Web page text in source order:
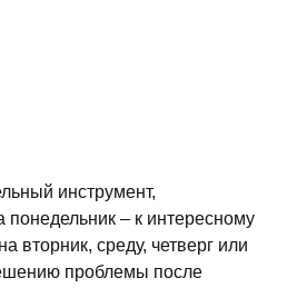
инструмент,
– к интересному
вторник, среду, четверг или
проблемы после